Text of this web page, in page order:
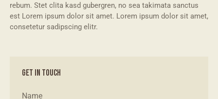
rebum. Stet clita kasd gubergren, no sea takimata sanctus
est Lorem ipsum dolor sit amet. Lorem ipsum dolor sit amet,
consetetur sadipscing elitr.
GET IN TOUCH